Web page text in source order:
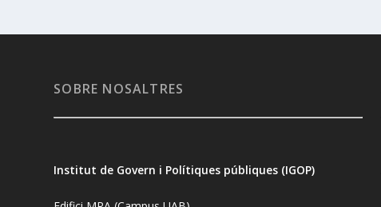
SOBRE NOSALTRES
Institut de Govern i Polítiques públiques (IGOP)